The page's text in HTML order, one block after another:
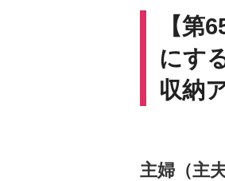
【第
にす
収納
主婦（主